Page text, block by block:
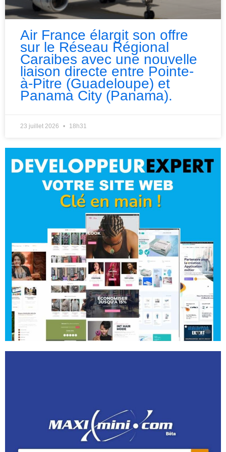
Air France élargit son offre
sur le Réseau Régional
Caraibes avec une nouvelle
liaison directe entre Pointe-
à-Pitre (Guadeloupe) et
Panama City (Panama).
23 juillet 2026 18h31